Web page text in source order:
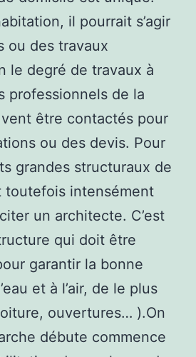
il pourrait s’agir
ou des travaux
le degré de travaux à
professionnels de la
être contactés pour
ou des devis. Pour
grandes structuraux de
toutefois intensément
un architecte. C’est
qui doit être
garantir la bonne
et à l’air, de le plus
ouvertures… ).On
débute commence